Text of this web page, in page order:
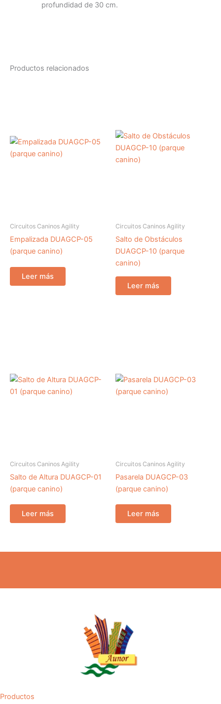
profundidad de 30 cm.
Productos relacionados
Circuitos Caninos Agility
Empalizada DUAGCP-05
(parque canino)
Leer más
Circuitos Caninos Agility
Salto de Obstáculos
DUAGCP-10 (parque
canino)
Leer más
Circuitos Caninos Agility
Salto de Altura DUAGCP-01
(parque canino)
Leer más
Circuitos Caninos Agility
Pasarela DUAGCP-03
(parque canino)
Leer más
Productos